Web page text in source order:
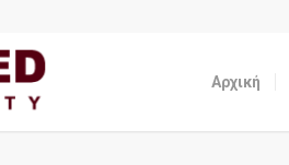
Αρχική